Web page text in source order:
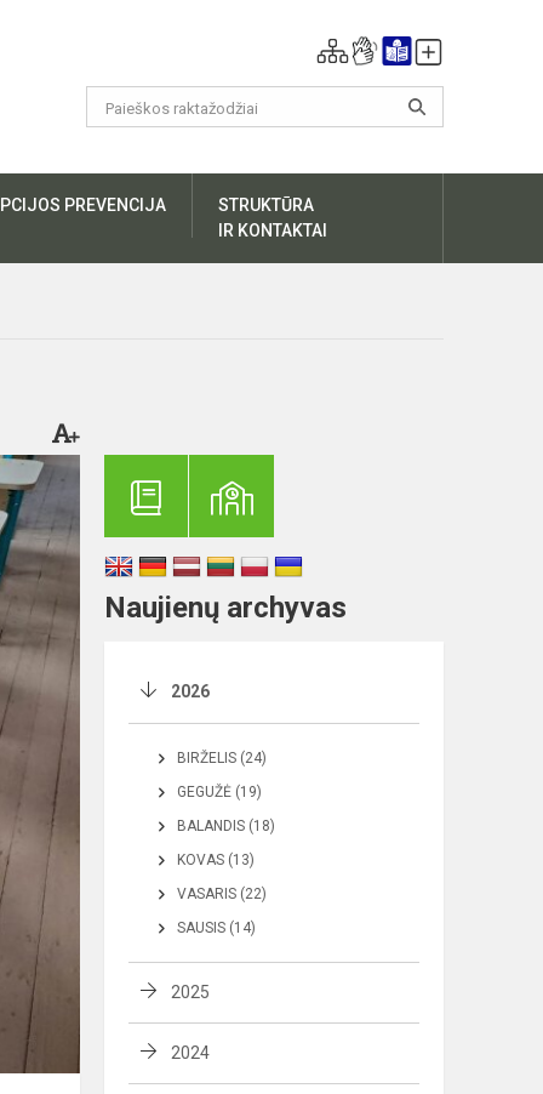
PREVENCIJA
STRUKTŪRA
IR KONTAKTAI
Naujienų archyvas
2026
BIRŽELIS (24)
GEGUŽĖ (19)
BALANDIS (18)
KOVAS (13)
VASARIS (22)
SAUSIS (14)
2025
2024